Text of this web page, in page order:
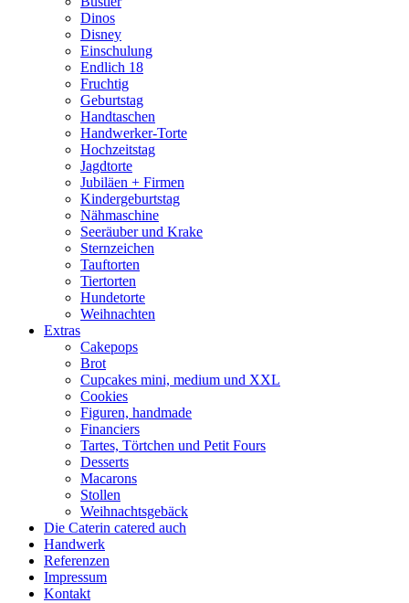
Dinos
Disney
Einschulung
Endlich 18
Fruchtig
Geburtstag
Handtaschen
Handwerker-Torte
Hochzeitstag
Jagdtorte
Jubiläen + Firmen
Kindergeburtstag
Nähmaschine
Seeräuber und Krake
Sternzeichen
Tauftorten
Tiertorten
Hundetorte
Weihnachten
Extras
Cakepops
Brot
Cupcakes mini, medium und XXL
Cookies
Figuren, handmade
Financiers
Tartes, Törtchen und Petit Fours
Desserts
Macarons
Stollen
Weihnachtsgebäck
Die Caterin catered auch
Handwerk
Referenzen
Impressum
Kontakt